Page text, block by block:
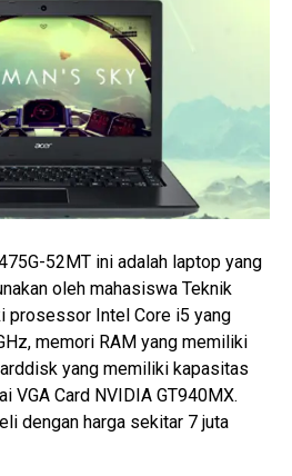
52MT ini adalah laptop yang
oleh mahasiswa Teknik
prosessor Intel Core i5 yang
memori RAM yang memiliki
yang memiliki kapasitas
VGA Card NVIDIA GT940MX.
dengan harga sekitar 7 juta